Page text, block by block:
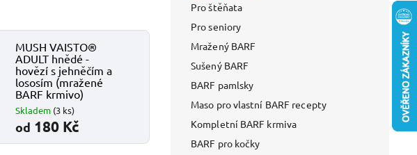
Pro štěňata
Pro seniory
Mražený BARF
Sušený BARF
BARF pamlsky
Maso pro vlastní BARF recepty
Kompletní BARF krmiva
BARF pro kočky
MUSH VAISTO®
ADULT hnědé -
hovězí s jehněčím a
lososím (mražené
BARF krmivo)
Skladem (3 ks)
od 180 Kč